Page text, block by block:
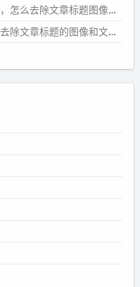
的时候没办法主动取消
，今天连提交都卡
袋，不知道 1.2 米会不
部，直到前几天才看
项是 2019 年的，都是
你好，Z-Blog你这个mzDanron主题，怎么去除文章标题图像和文章摘要，仅显示标题，感谢回复！
你好，你mzDanron这个主题，怎么去除文章标题的图像和文章摘要！仅显示标题，感谢回复解决！